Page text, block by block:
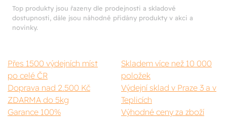
Top produkty jsou řazeny dle prodejnosti a skladové
dostupnosti, dále jsou náhodně přidány produkty v akci a
novinky.
Přes 1500 výdejních míst
po celé ČR
Skladem více než 10 000
položek
Doprava nad 2.500 Kč
ZDARMA do 5kg
Výdejní sklad v Praze 3 a v
Teplicích
Garance 100%
Výhodné ceny za zboží